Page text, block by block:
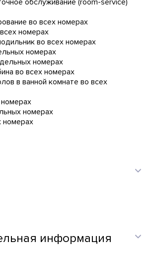
обслуживание (room-service)
во всех номерах
номерах
во всех номерах
номерах
номерах
во всех номерах
в ванной комнате во всех
номерах
номерах
информация